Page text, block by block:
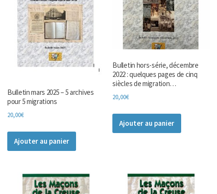
Bulletin mars 2025 – 5 archives
pour 5 migrations
20,00€
Ajouter au panier
Bulletin hors-série, décembre
2022 : quelques pages de cinq
siècles de migration…
20,00€
Ajouter au panier